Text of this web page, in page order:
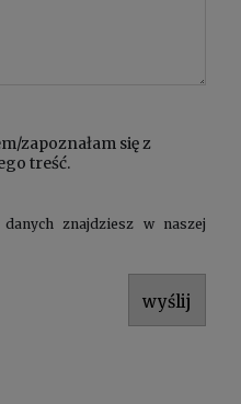
zapoznałam się z
treść.
znajdziesz w naszej
wyślij